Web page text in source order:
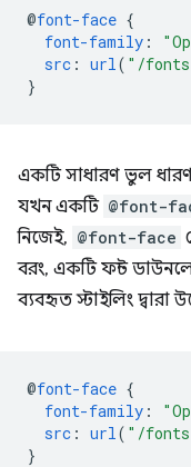
@font-face {
font-family :
src : url ( "/fonts/
}
একটি সাধারণ ভুল
যখন একটি @font-
নিজেই, @font-face
বরং, একটি ফন্ট
ব্যবহৃত স্টাইলিং দ্বারা
@font-face {
font-family :
src : url ( "/fonts/
}